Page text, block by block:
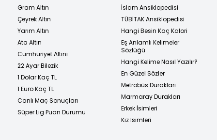
Gram Altın
Çeyrek Altın
Yarım Altın
Ata Altın
Cumhuriyet Altını
22 Ayar Bilezik
1 Dolar Kaç TL
1 Euro Kaç TL
Canlı Maç Sonuçları
Süper Lig Puan Durumu
İslam Ansiklopedisi
TÜBİTAK Ansiklopedisi
Hangi Besin Kaç Kalori
Eş Anlamlı Kelimeler
Sözlüğü
Hangi Kelime Nasıl Yazılır?
En Güzel Sözler
Metrobüs Durakları
Marmaray Durakları
Erkek İsimleri
Kız İsimleri